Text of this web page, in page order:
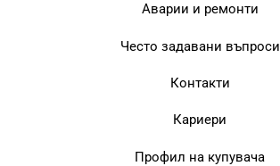
Аварии и ремонти
Често задавани въпроси
Контакти
Кариери
Профил на купувача